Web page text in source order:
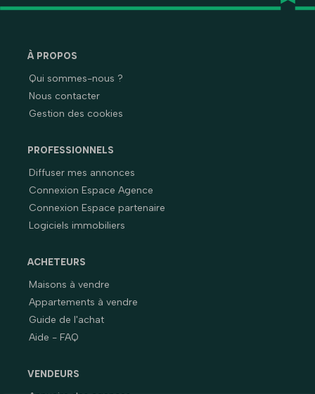
À PROPOS
Qui sommes-nous ?
Nous contacter
Gestion des cookies
PROFESSIONNELS
Diffuser mes annonces
Connexion Espace Agence
Connexion Espace partenaire
Logiciels immobiliers
ACHETEURS
Maisons à vendre
Appartements à vendre
Guide de l'achat
Aide - FAQ
VENDEURS